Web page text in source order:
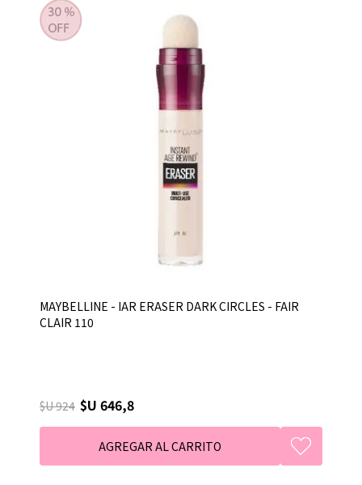
MAYBELLINE - IAR ERASER DARK CIRCLES - FAIR
CLAIR 110
$U 924 $U 646,8